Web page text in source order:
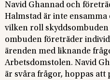
Navid Ghannad och
Halmstad är inte
vilken roll
ombuden företräder
ärenden med liknande
Arbetsdomstolen. Navid
är svåra frågor, hoppas